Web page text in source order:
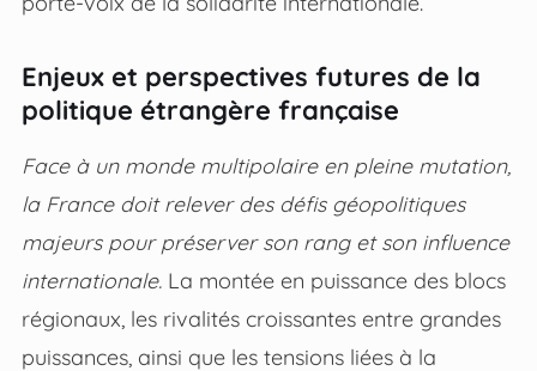
Enjeux et perspectives futures de la
politique étrangère française
Face à un monde multipolaire en pleine mutation,
la France doit relever des défis géopolitiques
majeurs pour préserver son rang et son influence
internationale.La montée en puissance des blocs
régionaux, les rivalités croissantes entre grandes
puissances, ainsi que les tensions liées à la